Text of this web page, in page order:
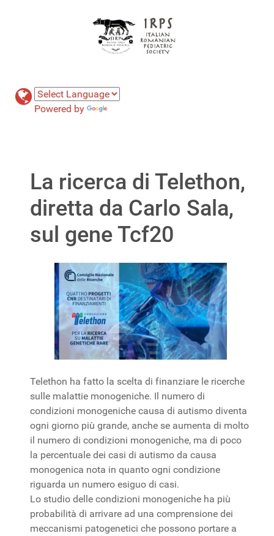
Powered by
La ricerca di Telethon,
diretta da Carlo Sala,
sul gene Tcf20
Telethon ha fatto la scelta di finanziare le ricerche
sulle malattie monogeniche. Il numero di
condizioni monogeniche causa di autismo diventa
ogni giorno più grande, anche se aumenta di molto
il numero di condizioni monogeniche, ma di poco
la percentuale dei casi di autismo da causa
monogenica nota in quanto ogni condizione
riguarda un numero esiguo di casi.
Lo studio delle condizioni monogeniche ha più
probabilità di arrivare ad una comprensione dei
meccanismi patogenetici che possono portare a